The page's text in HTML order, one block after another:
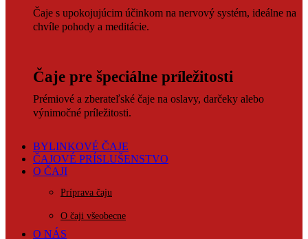
Čaje s upokojujúcim účinkom na nervový systém, ideálne na
chvíle pohody a meditácie.
Čaje pre špeciálne príležitosti
Prémiové a zberateľské čaje na oslavy, darčeky alebo
výnimočné príležitosti.
BYLINKOVÉ ČAJE
ČAJOVÉ PRÍSLUŠENSTVO
O ČAJI
Príprava čaju
O čaji všeobecne
O NÁS